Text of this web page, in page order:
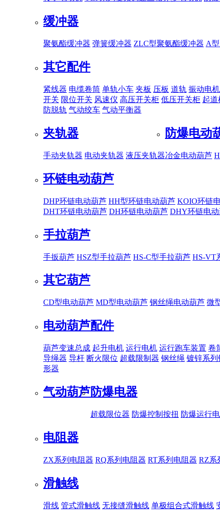
缓冲器
聚氨酯缓冲器 弹簧缓冲器 ZLC型聚氨酯缓冲器 A
其它配件
紧线器 电缆卷筒 单轨小车 夹板 压板 道轨 振动电机
开关 限位开关 风速仪 高压开关柜 低压开关柜 起道
防脱轨 气动绞车 气动平衡器
夹轨器
手动夹轨器 电动夹轨器 液压夹轨器
防爆电动
冶金电动葫芦
环链电动葫芦
DHP环链电动葫芦 HH型环链电动葫芦 KOIO环链
DHT环链电动葫芦 DH环链电动葫芦 DHY环链电
手拉葫芦
手扳葫芦 HSZ型手拉葫芦 HS-C型手拉葫芦 HS-VT
其它葫芦
CD型电动葫芦 MD型电动葫芦 钢丝绳电动葫芦 微
电动葫芦配件
葫芦变速总成 起升电机 运行电机 运行跑车装置 卷
导绳器 导杆 断火限位 超载限制器 钢丝绳 镀锌系列
形器
气动葫芦防爆电器
超载限位器 防爆控制按扭 防爆运行
电阻器
ZX系列电阻器 RQ系列电阻器 RT系列电阻器 RZ系
滑触线
滑线 管式滑触线 无接缝滑触线 单极组合式滑触线